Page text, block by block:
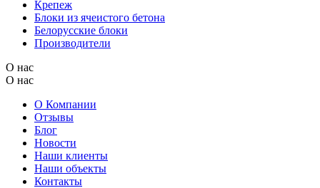
Крепеж
Блоки из ячеистого бетона
Белорусские блоки
Производители
О нас
О нас
О Компании
Отзывы
Блог
Новости
Наши клиенты
Наши объекты
Контакты